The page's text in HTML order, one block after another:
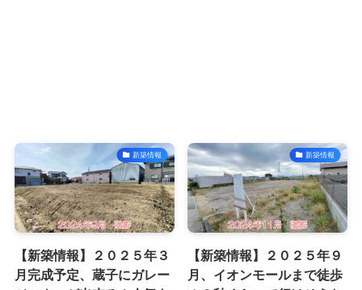
新築情報
【新築情報】２０２５年３
月完成予定、蔵子にガレー
新築情報
【新築情報】２０２５年９
月、イオンモールまで徒歩